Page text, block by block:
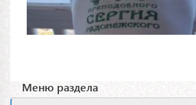
Меню раздела